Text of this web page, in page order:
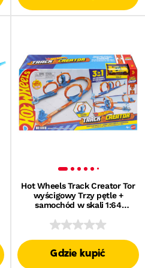
Hot Wheels Track Creator Tor
wyścigowy Trzy pętle +
samochód w skali 1:64
Gdzie kupić